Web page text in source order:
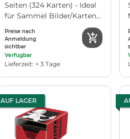
Seiten (324 Karten) - Ideal
für Sammel Bilder/Karten -
Preise nach
Anmeldung
sichtbar
Verfügbar
Lieferzeit: > 3 Tage
AUF LAGER